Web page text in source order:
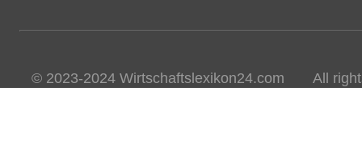
© 2023-2024 Wirtschaftslexikon24.com All